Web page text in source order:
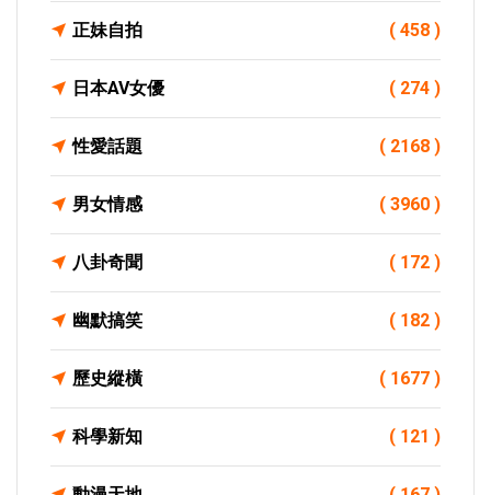
正妹自拍 ( 458 )
日本AV女優 ( 274 )
性愛話題 ( 2168 )
男女情感 ( 3960 )
八卦奇聞 ( 172 )
幽默搞笑 ( 182 )
歷史縱橫 ( 1677 )
科學新知 ( 121 )